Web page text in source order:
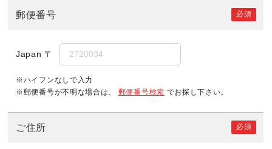
郵便番号 必須
Japan 〒
※ハイフンなしで入力
※郵便番号が不明な場合は、
郵便番号検索 でお探し下さい。
ご住所 必須